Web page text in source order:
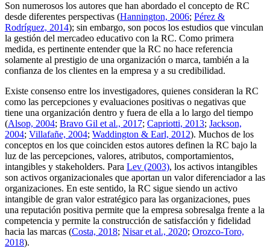
Son numerosos los autores que han abordado el concepto de RC
desde diferentes perspectivas (Hannington, 2006; Pérez &
Rodríguez, 2014); sin embargo, son pocos los estudios que vinculan
la gestión del mercadeo educativo con la RC. Como primera
medida, es pertinente entender que la RC no hace referencia
solamente al prestigio de una organización o marca, también a la
confianza de los clientes en la empresa y a su credibilidad.
Existe consenso entre los investigadores, quienes consideran la RC
como las percepciones y evaluaciones positivas o negativas que
tiene una organización dentro y fuera de ella a lo largo del tiempo
(Alsop, 2004; Bravo Gil et al., 2017; Capriotti, 2013; Jackson,
2004; Villafañe, 2004; Waddington & Earl, 2012). Muchos de los
conceptos en los que coinciden estos autores definen la RC bajo la
luz de las percepciones, valores, atributos, comportamientos,
intangibles y stakeholders. Para Lev (2003), los activos intangibles
son activos organizacionales que aportan un valor diferenciador a las
organizaciones. En este sentido, la RC sigue siendo un activo
intangible de gran valor estratégico para las organizaciones, pues
una reputación positiva permite que la empresa sobresalga frente a la
competencia y permite la construcción de satisfacción y fidelidad
hacia las marcas (Costa, 2018; Nisar et al., 2020; Orozco-Toro,
2018).